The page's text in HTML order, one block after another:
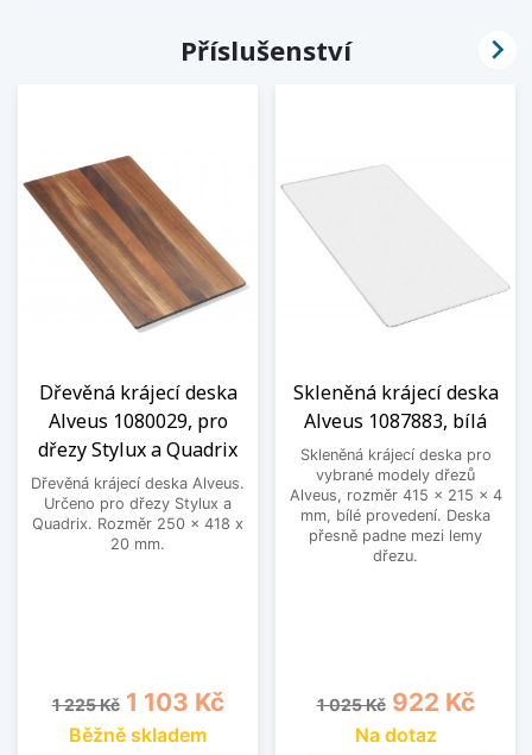
Příslušenství
Dřevěná krájecí deska
Alveus 1080029, pro
dřezy Stylux a Quadrix
Dřevěná krájecí deska Alveus.
Určeno pro dřezy Stylux a
Quadrix. Rozměr 250 x 418 x
20 mm.
Běžná cena
1 225 Kč Cena
1 103 Kč
Běžně skladem
Skleněná krájecí deska
Alveus 1087883, bílá
Skleněná krájecí deska pro
vybrané modely dřezů
Alveus, rozměr 415 x 215 x 4
mm, bílé provedení. Deska
přesně padne mezi lemy
dřezu.
Běžná cena
1 025 Kč Cena
922 Kč
Na dotaz
